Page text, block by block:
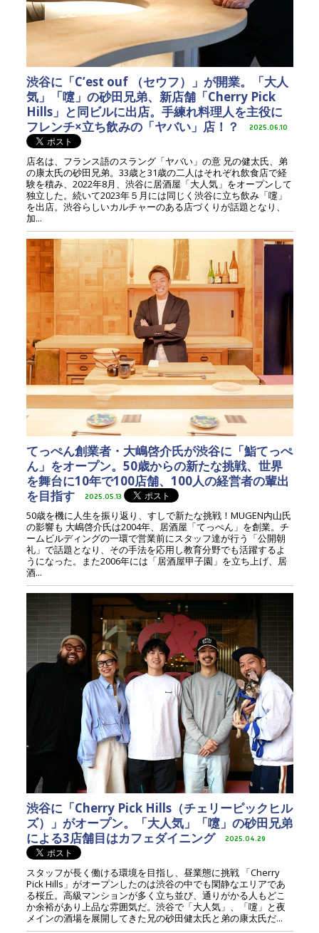
渋谷に「C’est ouf （セウフ）」が開業。「大人
気」「嚔」の砂田兄弟、新店舗「Cherry Pick
Hills」と同ビルに出店。手練れ料理人を主役に
フレンチ×立ち飲みの「ヤバい」店！？
2025.06.10
店名は、フランス語のスラング「ヤバい」の意 兄の健太氏、弟
の康太氏の砂田兄弟。33歳と31歳の二人はそれぞれ飲食店で経
験を積み、2022年8月、渋谷に居酒屋「大人気」をオープンして
独立した。続いて2023年５月には同じく渋谷に立ち飲み「嚔」
を出店。渋谷らしいカルチャーのある店づくりが話題となり、
加...
てっぺん創業者・大嶋啓介氏が渋谷に「鮨てっぺ
ん」をオープン。50歳からの新たな挑戦、世界
を舞台に10年で100店舗、100人の経営者の輩出
を目指す
2025.05.13
50歳を機に人生を振り返り、すしで新たな挑戦！MUGEN内山氏
の影響も 大嶋啓介氏は2004年、居酒屋「てっぺん」を創業。チ
ームビルディングの一環で営業前にスタッフ達が行う「公開朝
礼」で話題となり、その手法を応用し教育分野でも活躍するよ
うになった。また2006年には「居酒屋甲子園」を立ち上げ、居
酒...
渋谷に「Cherry Pick Hills（チェリーピックヒル
ズ）」がオープン。「大人気」「嚔」の砂田兄弟
による3店舗目はカフェダイニング
2025.04.29
スタッフが長く働ける環境を目指し、昼業態に挑戦 「Cherry
Pick Hills」がオープンしたのは渋谷の中でも閑静なエリアであ
る桜丘。高級マンションが多く立ち並び、通りがかる人もどこ
か余裕があり上品な雰囲気だ。渋谷で「大人気」、「嚔」と夜
メインの酒場を展開してきた兄の砂田健太氏と弟の康太氏だ...